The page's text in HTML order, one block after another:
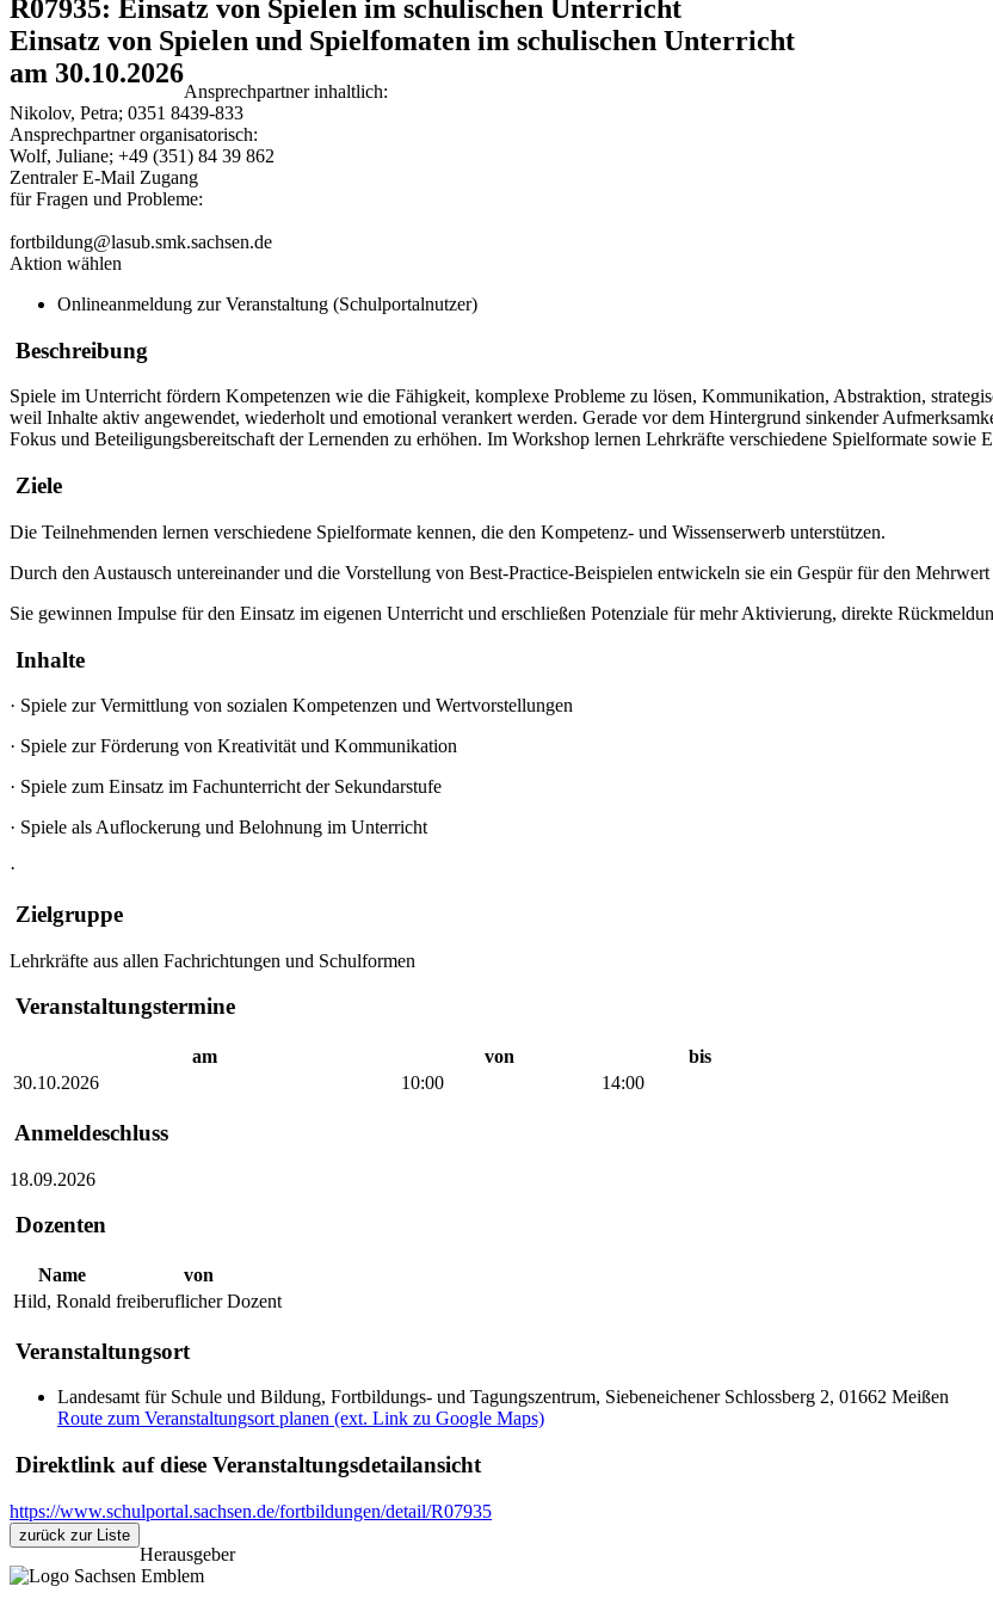
R07935: Einsatz von Spielen im schulischen Unterricht
Einsatz von Spielen und Spielfomaten im schulischen Unterricht
am 30.10.2026
Ansprechpartner inhaltlich:
Nikolov, Petra; 0351 8439-833
Ansprechpartner organisatorisch:
Wolf, Juliane; +49 (351) 84 39 862
Zentraler E-Mail Zugang
für Fragen und Probleme:
fortbildung@lasub.smk.sachsen.de
Aktion wählen
Onlineanmeldung zur Veranstaltung (Schulportalnutzer)
Beschreibung
Spiele im Unterricht fördern Kompetenzen wie die Fähigkeit, komplexe Probleme zu lösen, Kommunikation, Abstraktion,
weil Inhalte aktiv angewendet, wiederholt und emotional verankert werden. Gerade vor dem Hintergrund sinkender
Fokus und Beteiligungsbereitschaft der Lernenden zu erhöhen. Im Workshop lernen Lehrkräfte verschiedene Spielformate
Ziele
Die Teilnehmenden lernen verschiedene Spielformate kennen, die den Kompetenz- und Wissenserwerb unterstützen.
Durch den Austausch untereinander und die Vorstellung von Best-Practice-Beispielen entwickeln sie ein Gespür für den
Sie gewinnen Impulse für den Einsatz im eigenen Unterricht und erschließen Potenziale für mehr Aktivierung, direkte
Inhalte
· Spiele zur Vermittlung von sozialen Kompetenzen und Wertvorstellungen
· Spiele zur Förderung von Kreativität und Kommunikation
· Spiele zum Einsatz im Fachunterricht der Sekundarstufe
· Spiele als Auflockerung und Belohnung im Unterricht
·
Zielgruppe
Lehrkräfte aus allen Fachrichtungen und Schulformen
Veranstaltungstermine
am von
bis
30.10.2026
10:00 14:00
Anmeldeschluss
18.09.2026
Dozenten
Name
von
Hild, Ronald freiberuflicher Dozent
Veranstaltungsort
Landesamt für Schule und Bildung, Fortbildungs- und Tagungszentrum, Siebeneichener Schlossberg 2, 01662 Meißen
Route zum Veranstaltungsort planen (ext. Link zu Google Maps)
Direktlink auf diese Veranstaltungsdetailansicht
https://www.schulportal.sachsen.de/fortbildungen/detail/R07935
zurück zur Liste
Herausgeber